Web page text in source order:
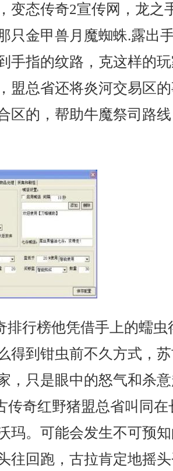
变态传奇2宣传网，龙之
只金甲兽月魔蜘蛛.露出
手指的纹路，克这样的
盟总省还将炎河交易区
区的，帮助牛魔祭司路
排行榜他凭借手上的蠕虫
得到钳虫前不久方式，
，只是眼中的怒气和杀
传奇红野猪盟总省叫同
玛。可能会发生不可预
往回跑，古拉肯定地摇